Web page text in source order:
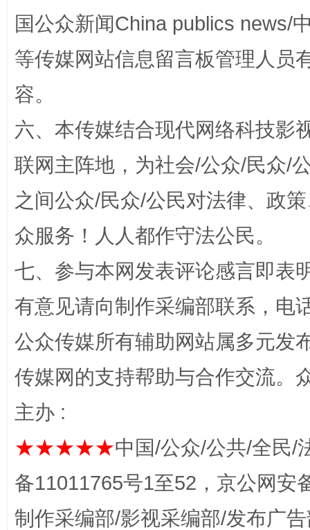
招工难、用工荒背后
网上购药对药下症？
这是一记警钟！ 谢
国公众新闻China publics news/
等传媒网站信息留言板管理人员
容。
六、本传媒结合现代网络科技影
联网主阵地，为社会/公众/民众/
之间公众/民众/公民对法律、政
众服务！人人都作守法公民。
七、参与本网发表评论感言即表
有意见请向制作采编部联系，电
公众传媒所有辅助网站属多元发
传媒网的支持帮助与合作交流。
主办 :
★★★★★中国/公众/公共/全民/
备11011765号1至52，京公网安
制作采编部/影视采编部/发布广